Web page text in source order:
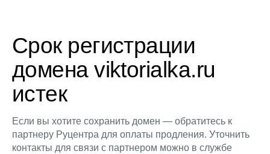
Срок регистрации
домена viktorialka.ru
истек
Если вы хотите сохранить домен — обратитесь к
партнеру Руцентра для оплаты продления. Уточнить
контакты для связи с партнером можно в службе